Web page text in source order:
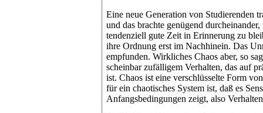
Eine neue Generation von Studierenden
und das brachte genügend
tendenziell gute Zeit in Erinnerung zu
ihre Ordnung erst im Nachhinein. Das
empfunden. Wirkliches Chaos aber, so
scheinbar zufälligem Verhalten, das auf
ist. Chaos ist eine verschlüsselte Form
für ein chaotisches System ist, daß es
Anfangsbedingungen zeigt, also